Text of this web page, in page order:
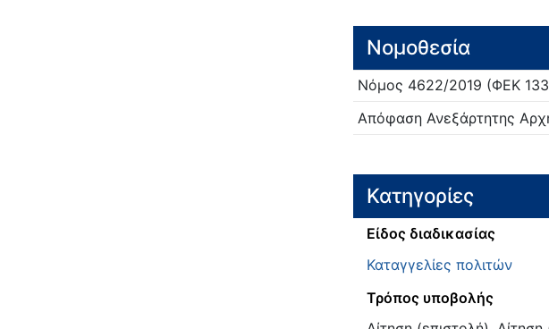
Νομοθεσία
Νόμος 4622/2019 (ΦΕΚ
Απόφαση Ανεξάρτητης
Κατηγορίες
Είδος διαδικασίας
Καταγγελίες πολιτών
Τρόπος υποβολής